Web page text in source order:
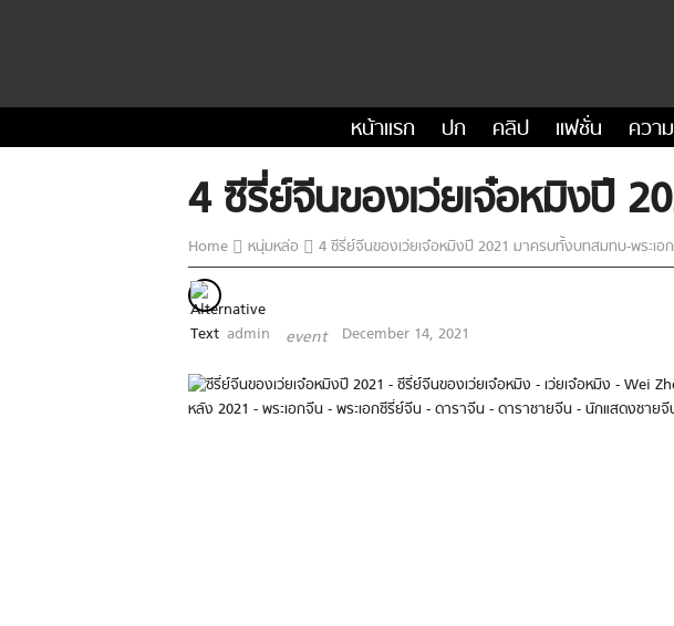
หน้าแรก ปก คลิป แฟชั่น ควา
4 ซีรี่ย์จีนของเว่ยเจ๋อหมิงปี
Home หนุ่มหล่อ 4 ซีรี่ย์จีนของเว่ยเจ๋อหมิงปี 2021 มาครบทั้งบทสมทบ-พระเอ
admin event December 14, 2021